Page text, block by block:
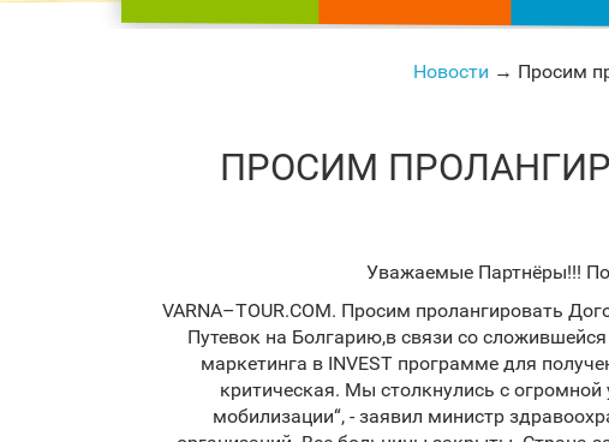
Новости → Просим
ПРОСИМ
Уважаемые Партнёры!!!
VARNA–TOUR.COM. Просим пролангировать
Путевок на Болгарию,в связи со
маркетинга в INVEST программе
критическая. Мы столкнулись с
мобилизации“, - заявил министр